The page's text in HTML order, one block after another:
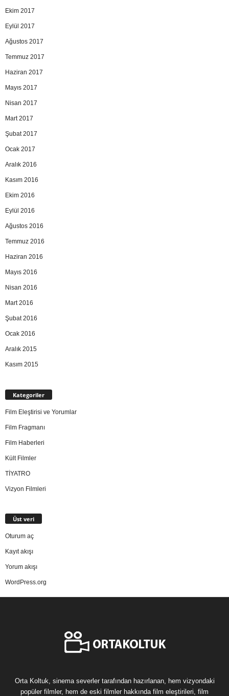
Ekim 2017
Eylül 2017
Ağustos 2017
Temmuz 2017
Haziran 2017
Mayıs 2017
Nisan 2017
Mart 2017
Şubat 2017
Ocak 2017
Aralık 2016
Kasım 2016
Ekim 2016
Eylül 2016
Ağustos 2016
Temmuz 2016
Haziran 2016
Mayıs 2016
Nisan 2016
Mart 2016
Şubat 2016
Ocak 2016
Aralık 2015
Kasım 2015
Kategoriler
Film Eleştirisi ve Yorumlar
Film Fragmanı
Film Haberleri
Kült Filmler
TİYATRO
Vizyon Filmleri
Üst veri
Oturum aç
Kayıt akışı
Yorum akışı
WordPress.org
Orta Koltuk, sinema severler tarafından hazırlanan, hem vizyondaki
popüler filmler, hem de eski filmler hakkında film eleştirileri, film